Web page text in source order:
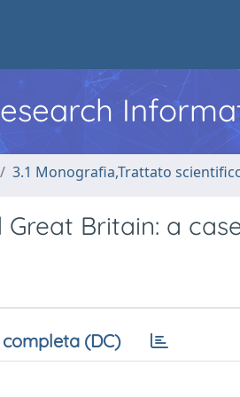
3.1 Monografia,Trattato
Britain: a
(DC)